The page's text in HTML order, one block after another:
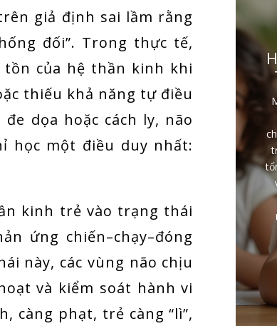
giả định sai lầm rằng
đối”. Trong thực tế,
của hệ thần kinh khi
thiếu khả năng tự điều
dọa hoặc cách ly, não
học một điều duy nhất:
kinh trẻ vào trạng thái
ứng chiến–chạy–đóng
này, các vùng não chịu
và kiểm soát hành vi
càng phạt, trẻ càng “lì”,